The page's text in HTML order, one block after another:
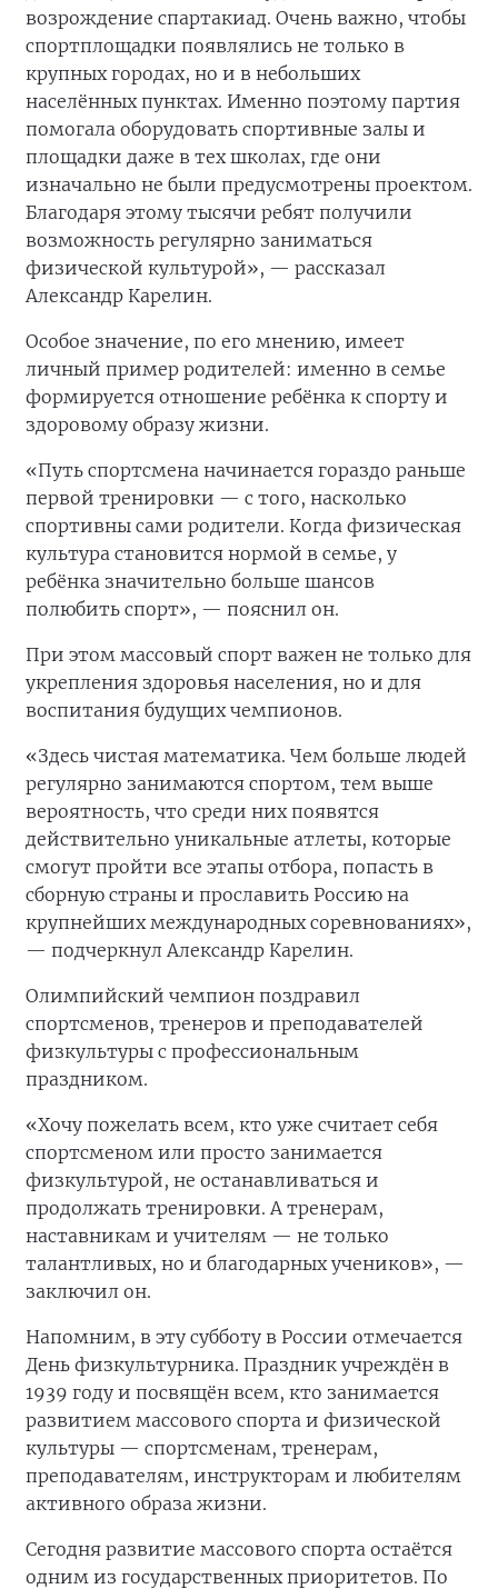
возрождение спартакиад. Очень важно, чтобы
спортплощадки появлялись не только в
крупных городах, но и в небольших
населённых пунктах. Именно поэтому партия
помогала оборудовать спортивные залы и
площадки даже в тех школах, где они
изначально не были предусмотрены проектом.
Благодаря этому тысячи ребят получили
возможность регулярно заниматься
физической культурой», — рассказал
Александр Карелин.
Особое значение, по его мнению, имеет
личный пример родителей: именно в семье
формируется отношение ребёнка к спорту и
здоровому образу жизни.
«Путь спортсмена начинается гораздо раньше
первой тренировки — с того, насколько
спортивны сами родители. Когда физическая
культура становится нормой в семье, у
ребёнка значительно больше шансов
полюбить спорт», — пояснил он.
При этом массовый спорт важен не только для
укрепления здоровья населения, но и для
воспитания будущих чемпионов.
«Здесь чистая математика. Чем больше людей
регулярно занимаются спортом, тем выше
вероятность, что среди них появятся
действительно уникальные атлеты, которые
смогут пройти все этапы отбора, попасть в
сборную страны и прославить Россию на
крупнейших международных соревнованиях»,
— подчеркнул Александр Карелин.
Олимпийский чемпион поздравил
спортсменов, тренеров и преподавателей
физкультуры с профессиональным
праздником.
«Хочу пожелать всем, кто уже считает себя
спортсменом или просто занимается
физкультурой, не останавливаться и
продолжать тренировки. А тренерам,
наставникам и учителям — не только
талантливых, но и благодарных учеников», —
заключил он.
Напомним, в эту субботу в России отмечается
День физкультурника. Праздник учреждён в
1939 году и посвящён всем, кто занимается
развитием массового спорта и физической
культуры — спортсменам, тренерам,
преподавателям, инструкторам и любителям
активного образа жизни.
Сегодня развитие массового спорта остаётся
одним из государственных приоритетов. По